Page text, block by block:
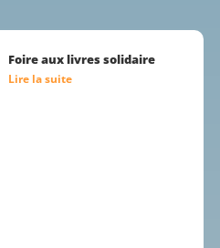
Foire aux livres solidaire
Lire la suite